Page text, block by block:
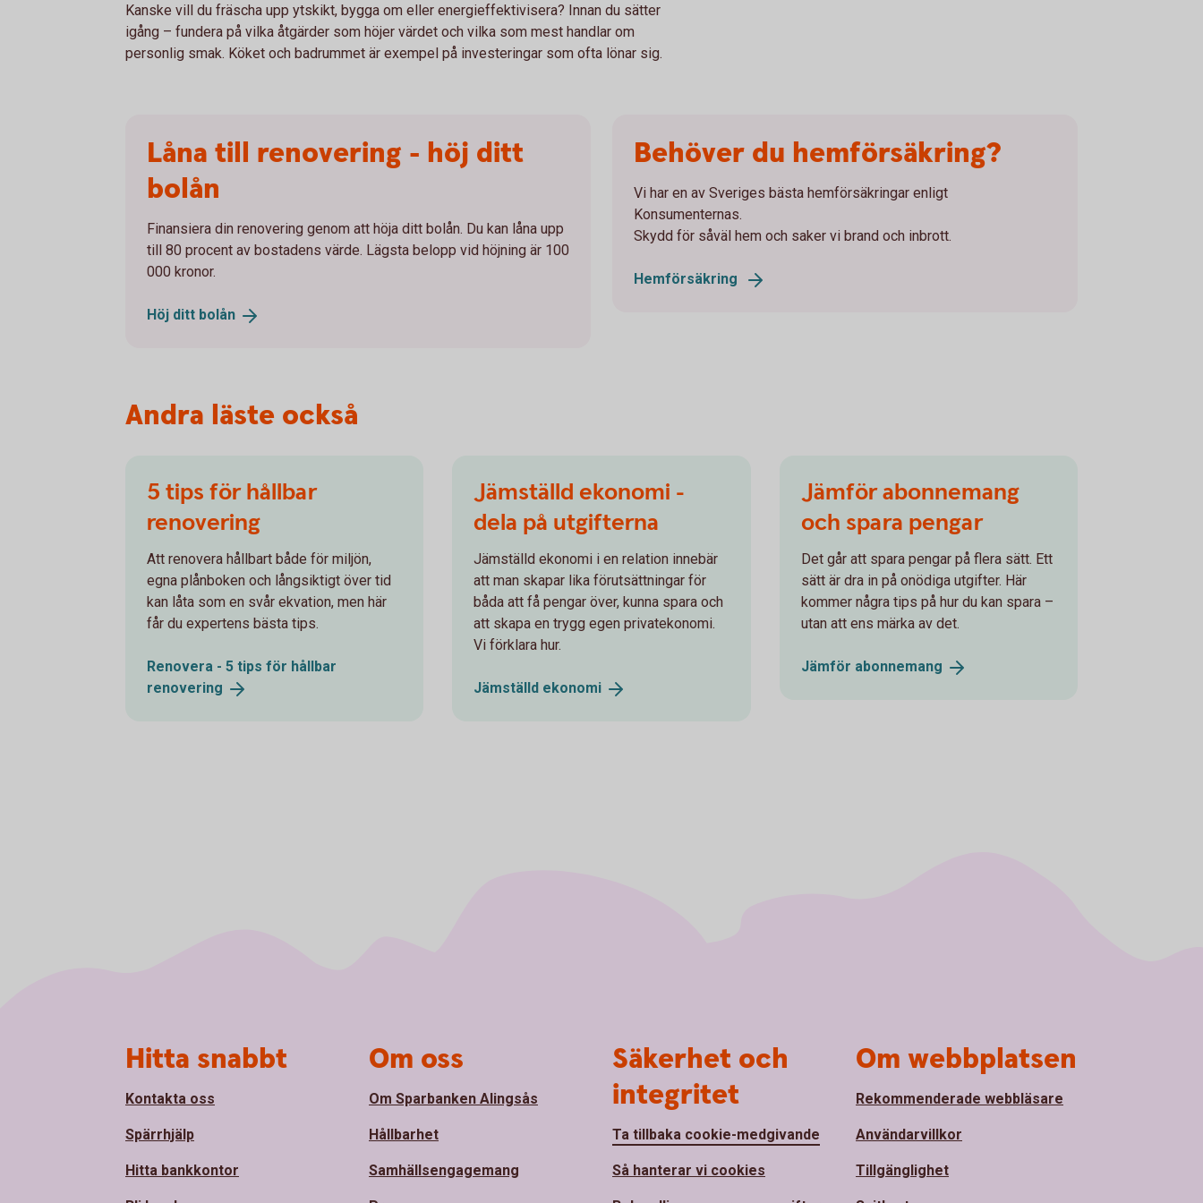
Kanske vill du fräscha upp ytskikt, bygga om eller energieffektivisera? Innan du sätter
igång – fundera på vilka åtgärder som höjer värdet och vilka som mest handlar om
personlig smak. Köket och badrummet är exempel på investeringar som ofta lönar sig.
Låna till renovering - höj ditt
bolån
Finansiera din renovering genom att höja ditt bolån. Du kan låna upp
till 80 procent av bostadens värde. Lägsta belopp vid höjning är 100
000 kronor.
Höj ditt bolån
Behöver du hemförsäkring?
Vi har en av Sveriges bästa hemförsäkringar enligt
Konsumenternas.
Skydd för såväl hem och saker vi brand och inbrott.
Hemförsäkring
Andra läste också
5 tips för hållbar
renovering
Att renovera hållbart både för miljön,
egna plånboken och långsiktigt över tid
kan låta som en svår ekvation, men här
får du expertens bästa tips.
Renovera - 5 tips för hållbar
renovering
Jämställd ekonomi -
dela på utgifterna
Jämställd ekonomi i en relation innebär
att man skapar lika förutsättningar för
båda att få pengar över, kunna spara och
att skapa en trygg egen privatekonomi.
Vi förklara hur.
Jämställd ekonomi
Jämför abonne­mang
och spara pengar
Det går att spara pengar på flera sätt. Ett
sätt är dra in på onödiga utgifter. Här
kommer några tips på hur du kan spara –
utan att ens märka av det.
Jämför abonne­mang
Hitta snabbt
Kontakta oss
Spärrhjälp
Hitta bankkontor
Om oss
Om Sparbanken Alingsås
Hållbarhet
Samhällsengagemang
Säkerhet och
integritet
Ta tillbaka cookie-medgivande
Så hanterar vi cookies
Om webbplatsen
Rekommenderade webbläsare
Användarvillkor
Tillgänglighet